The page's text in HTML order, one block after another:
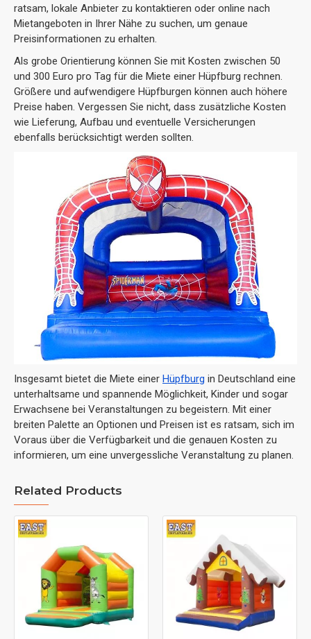
ratsam, lokale Anbieter zu kontaktieren oder online nach
Mietangeboten in Ihrer Nähe zu suchen, um genaue
Preisinformationen zu erhalten.
Als grobe Orientierung können Sie mit Kosten zwischen 50
und 300 Euro pro Tag für die Miete einer Hüpfburg rechnen.
Größere und aufwendigere Hüpfburgen können auch höhere
Preise haben. Vergessen Sie nicht, dass zusätzliche Kosten
wie Lieferung, Aufbau und eventuelle Versicherungen
ebenfalls berücksichtigt werden sollten.
Insgesamt bietet die Miete einer Hüpfburg in Deutschland eine
unterhaltsame und spannende Möglichkeit, Kinder und sogar
Erwachsene bei Veranstaltungen zu begeistern. Mit einer
breiten Palette an Optionen und Preisen ist es ratsam, sich im
Voraus über die Verfügbarkeit und die genauen Kosten zu
informieren, um eine unvergessliche Veranstaltung zu planen.
Related Products